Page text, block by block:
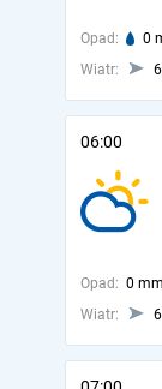
Opad: 0
Wiatr:
06:00
Opad: 0 mm
Wiatr: